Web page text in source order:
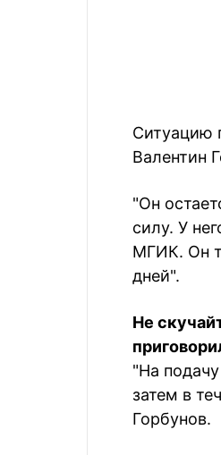
Ситуацию
Валентин
"Он
силу. У
МГИК. Он
дней".
Не
"На
затем в
Горбунов.